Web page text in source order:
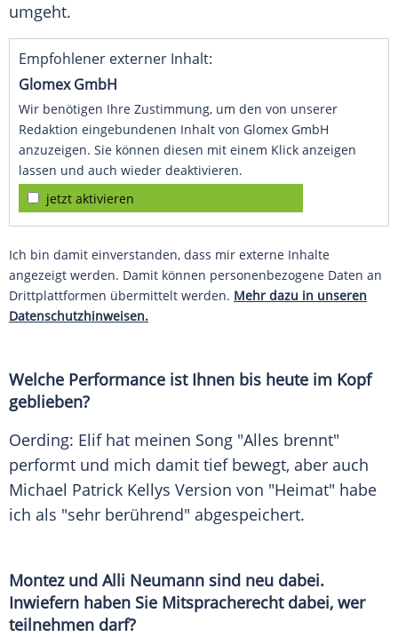
umgeht.
Empfohlener externer Inhalt:
Glomex GmbH
Wir benötigen Ihre Zustimmung, um den von unserer
Redaktion eingebundenen Inhalt von Glomex GmbH
anzuzeigen. Sie können diesen mit einem Klick anzeigen
lassen und auch wieder deaktivieren.
jetzt aktivieren
Ich bin damit einverstanden, dass mir externe Inhalte
angezeigt werden. Damit können personenbezogene Daten an
Drittplattformen übermittelt werden. Mehr dazu in unseren
Datenschutzhinweisen.
Welche Performance ist Ihnen bis heute im Kopf
geblieben?
Oerding: Elif hat meinen Song "Alles brennt"
performt und mich damit tief bewegt, aber auch
Michael Patrick Kellys Version von "Heimat" habe
ich als "sehr berührend" abgespeichert.
Montez und Alli Neumann sind neu dabei.
Inwiefern haben Sie Mitspracherecht dabei, wer
teilnehmen darf?